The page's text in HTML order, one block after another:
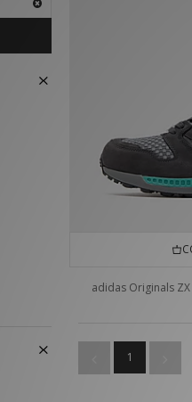
adidas Originals
1